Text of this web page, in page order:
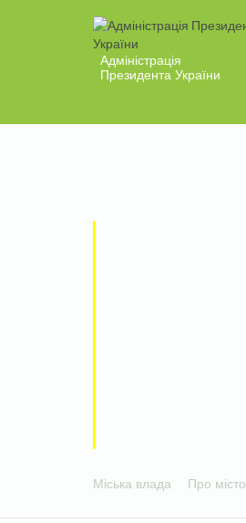
Адміністрація
Президента України
Міська влада Про місто